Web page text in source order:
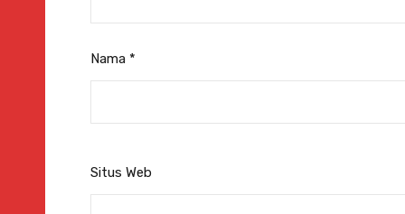
Nama *
Situs Web